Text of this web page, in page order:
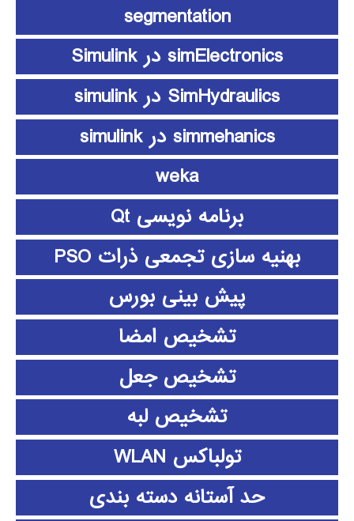
segmentation
simElectronics در Simulink
SimHydraulics در simulink
simmehanics در simulink
weka
برنامه نویسی Qt
بهنیه سازی تجمعی ذرات PSO
پیش بینی بورس
تشخیص امضا
تشخیص جعل
تشخیص لبه
تولباکس WLAN
حد آستانه دسته بندی